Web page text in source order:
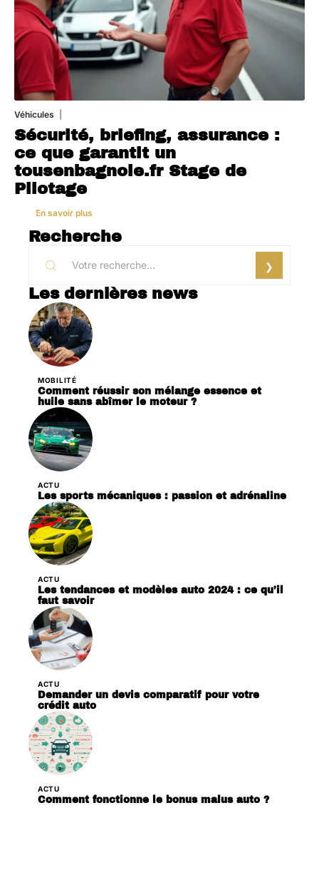
Véhicules
Sécurité, briefing, assurance :
ce que garantit un
tousenbagnole.fr Stage de
Pilotage
En savoir plus
Recherche
Les dernières news
MOBILITÉ
Comment réussir son mélange essence et
huile sans abîmer le moteur ?
ACTU
Les sports mécaniques : passion et adrénaline
ACTU
Les tendances et modèles auto 2024 : ce qu’il
faut savoir
ACTU
Demander un devis comparatif pour votre
crédit auto
ACTU
Comment fonctionne le bonus malus auto ?